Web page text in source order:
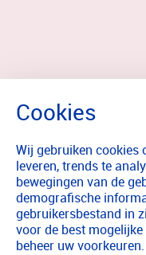
Wij gebruiken cookies
leveren, trends te
bewegingen van de
demografische
gebruikersbestand in
voor de best
beheer uw voorkeuren.